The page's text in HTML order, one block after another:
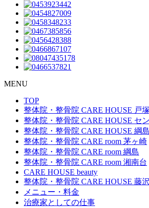
MENU
TOP
整体院・整骨院 CARE HOUSE 戸塚
整体院・整骨院 CARE HOUSE セ
整体院・整骨院 CARE HOUSE 綱島
整体院・整骨院 CARE room 茅ヶ崎
整体院・整骨院 CARE room 綱島
整体院・整骨院 CARE room 湘南台
CARE HOUSE beauty
整体院・整骨院 CARE HOUSE 藤沢
メニュー・料金
治療家としての仕事